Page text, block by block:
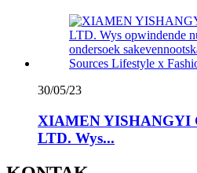
30/05/23
XIAMEN YISHANGYI
LTD. Wys...